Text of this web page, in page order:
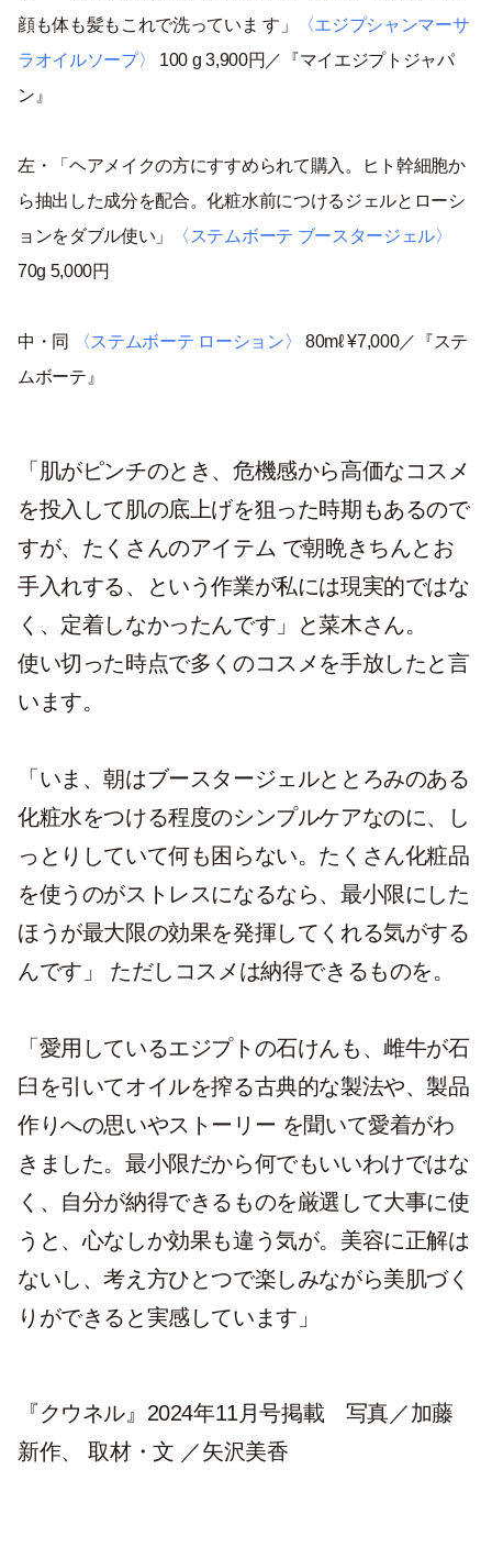
顔も体も髪もこれで洗っていま す」
〈エジプシャンマーサ
ラオイルソープ〉
100 g 3,900円／『マイエジプトジャパ
ン』
左・「ヘアメイクの方にすすめられて購入。ヒト幹細胞か
ら抽出した成分を配合。化粧水前につけるジェルとローシ
ョンをダブル使い」
〈ステムボーテ ブースタージェル〉
70g 5,000円
中・同 〈ステムボーテ ローション〉
80mℓ ¥7,000／『ステ
ムボーテ』
「肌がピンチのとき、危機感から高価なコスメ
を投入して肌の底上げを狙った時期もあるので
すが、たくさんのアイテム で朝晩きちんとお
手入れする、という作業が私には現実的ではな
く、定着しなかったんです」と菜木さん。
使い切った時点で多くのコスメを手放したと言
います。
「いま、朝はブースタージェルととろみのある
化粧水をつける程度のシンプルケアなのに、し
っとりしていて何も困らない。たくさん化粧品
を使うのがストレスになるなら、最小限にした
ほうが最大限の効果を発揮してくれる気がする
んです」 ただしコスメは納得できるものを。
「愛用しているエジプトの石けんも、雌牛が石
臼を引いてオイルを搾る古典的な製法や、製品
作りへの思いやストーリー を聞いて愛着がわ
きました。最小限だから何でもいいわけではな
く、自分が納得できるものを厳選して大事に使
うと、心なしか効果も違う気が。美容に正解は
ないし、考え方ひとつで楽しみながら美肌づく
りができると実感しています」
『クウネル』2024年11月号掲載 写真／加藤
新作、 取材・文 ／矢沢美香